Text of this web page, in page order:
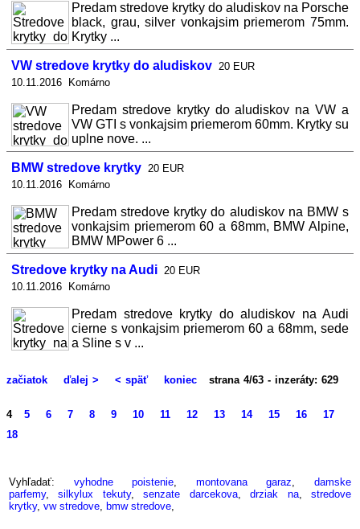
Predam stredove krytky do aludiskov na Porsche
black, grau, silver vonkajsim priemerom 75mm.
Krytky ...
VW stredove krytky do aludiskov 20 EUR
10.11.2016 Komárno
Predam stredove krytky do aludiskov na VW a
VW GTI s vonkajsim priemerom 60mm. Krytky su
uplne nove. ...
BMW stredove krytky 20 EUR
10.11.2016 Komárno
Predam stredove krytky do aludiskov na BMW s
vonkajsim priemerom 60 a 68mm, BMW Alpine,
BMW MPower 6 ...
Stredove krytky na Audi 20 EUR
10.11.2016 Komárno
Predam stredove krytky do aludiskov na Audi
cierne s vonkajsim priemerom 60 a 68mm, sede
a Sline s v ...
začiatok ďalej > < späť koniec strana 4/63 - inzeráty: 629
4 5 6 7 8 9 10 11 12 13 14 15 16
17
18
Vyhľadať: vyhodne poistenie, montovana garaz,damske
parfemy,silkylux tekuty,senzate darcekova,drziak na,stredove
krytky, vw stredove, bmw stredove,